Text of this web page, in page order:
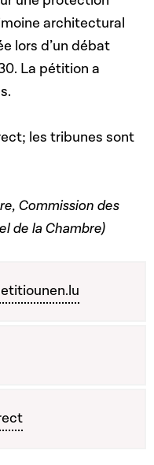
architectural
lors d’un débat
La pétition a
les tribunes sont
Commission des
de la Chambre)